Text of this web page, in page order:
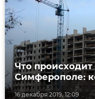
16 декабря 2019, 12:09
Что
Симферополе: